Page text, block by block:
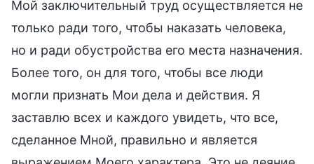
Мой заключительный труд осуществляется не
только ради того, чтобы наказать человека,
но и ради обустройства его места назначения.
Более того, он для того, чтобы все люди
могли признать Мои дела и действия. Я
заставлю всех и каждого увидеть, что все,
сделанное Мной, правильно и является